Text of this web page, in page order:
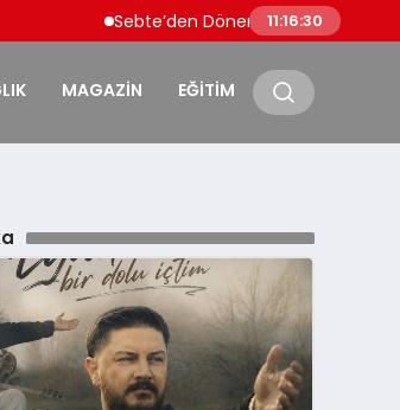
Sebte’den Dönen Faslı Göçmenlere
11:16:31
MAGAZİN EĞİTİM